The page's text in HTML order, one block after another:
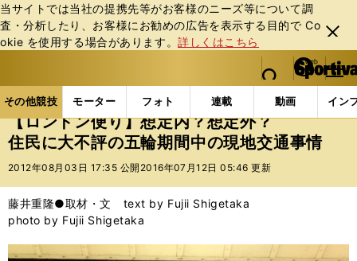
当サイトでは当社の提携先等がお客様のニーズ等について調
査・分析したり、お客様にお勧めの広告を表⽰する⽬的で Co
okie を使⽤する場合があります。詳しくはこちら
閉じ
る
web Sportiva (webスポルティーバ)
検索
マイペ
ー
ジ
メニュ
その他競技 モーター フォト 連載 動画 イン
ス
ポ
ル
バ
その他競技の記事一覧 その他競技 その他 【ロ
【ロンドン便り】想定内？想定外？
住民に大不評の五輪期間中の現地交通事情
2012年08月03日 17:35 公開 2016年07月12日 05:46 更新
藤井重隆●取材・文 text by Fujii Shigetaka
photo by Fujii Shigetaka